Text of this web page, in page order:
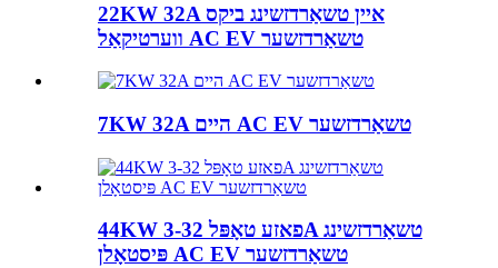
22KW 32A איין טשאַרדזשינג ביקס
ווערטיקאַל AC EV טשאַרדזשער
7KW 32A היים AC EV טשאַרדזשער
44KW 3-פאזע טאָפּל 32A טשאַרדזשינג
פּיסטאָלן AC EV טשאַרדזשער